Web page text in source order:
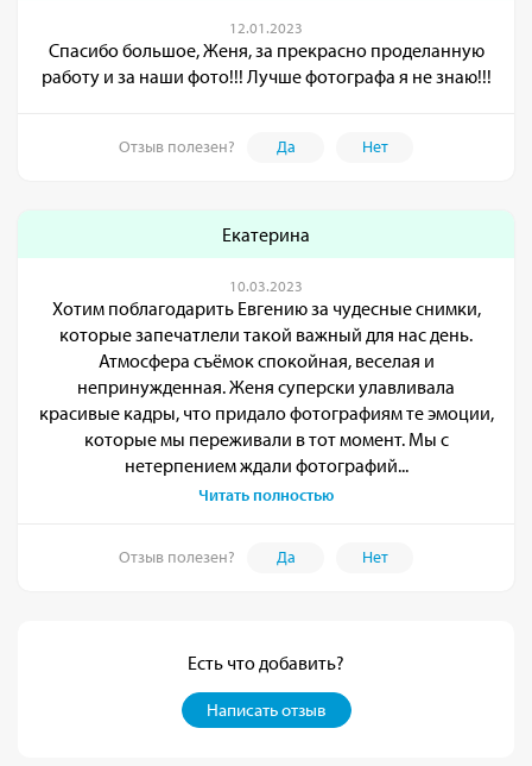
12.01.2023
Спасибо большое, Женя, за прекрасно проделанную
работу и за наши фото!!! Лучше фотографа я не знаю!!!
Отзыв полезен? Да Нет
Екатерина
10.03.2023
Хотим поблагодарить Евгению за чудесные снимки,
которые запечатлели такой важный для нас день.
Атмосфера съёмок спокойная, веселая и
непринужденная. Женя суперски улавливала
красивые кадры, что придало фотографиям те эмоции,
которые мы переживали в тот момент. Мы с
нетерпением ждали фотографий...
Читать полностью
Отзыв полезен? Да Нет
Есть что добавить?
Написать отзыв